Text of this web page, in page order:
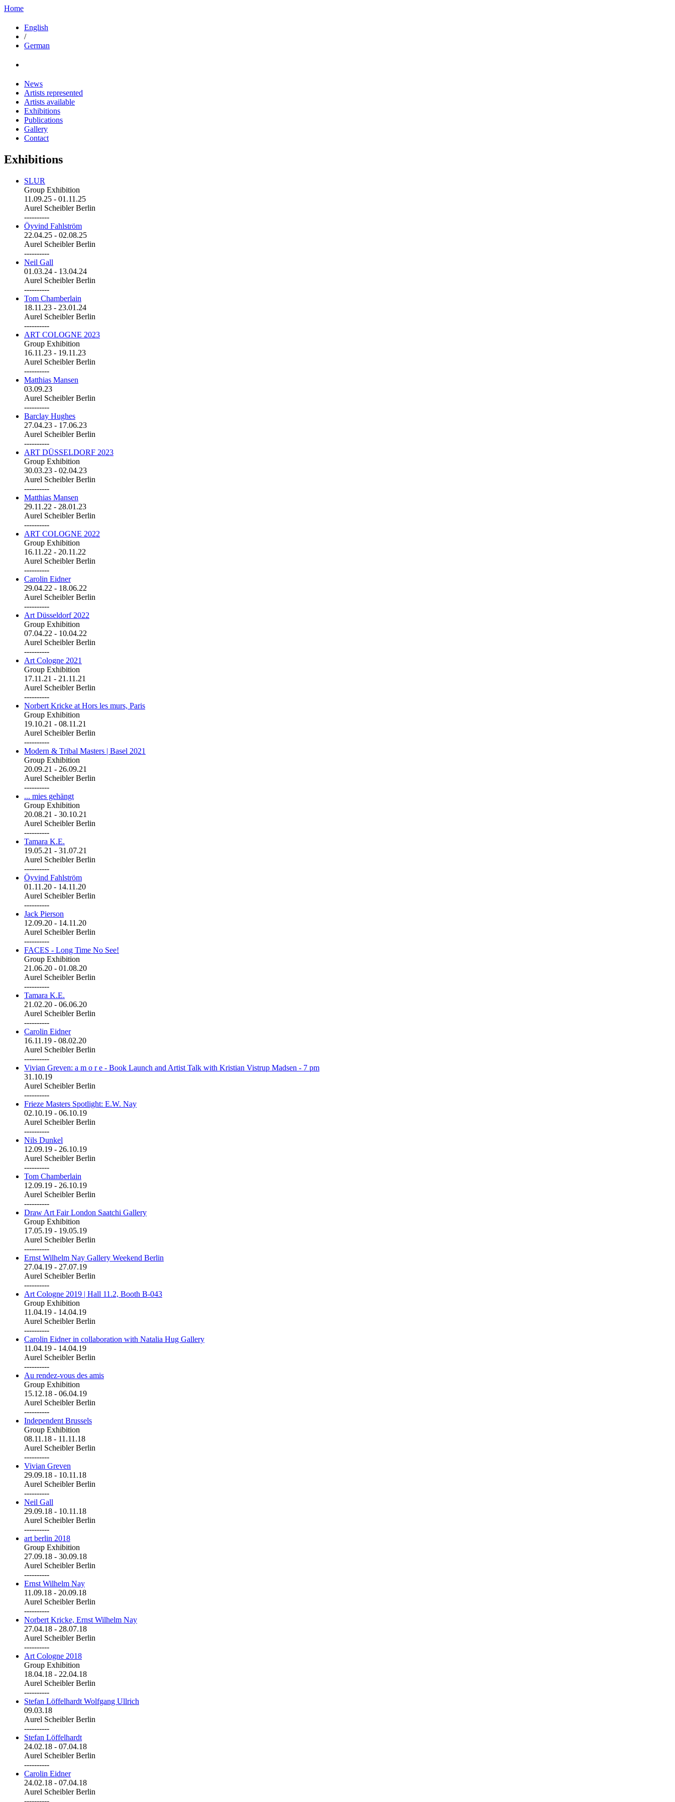
Home
English
/
German
News
Artists represented
Artists available
Exhibitions
Publications
Gallery
Contact
Exhibitions
SLUR
Group Exhibition
11.09.25 - 01.11.25
Aurel Scheibler Berlin
----------
Öyvind Fahlström
22.04.25 - 02.08.25
Aurel Scheibler Berlin
----------
Neil Gall
01.03.24 - 13.04.24
Aurel Scheibler Berlin
----------
Tom Chamberlain
18.11.23 - 23.01.24
Aurel Scheibler Berlin
----------
ART COLOGNE 2023
Group Exhibition
16.11.23 - 19.11.23
Aurel Scheibler Berlin
----------
Matthias Mansen
03.09.23
Aurel Scheibler Berlin
----------
Barclay Hughes
27.04.23 - 17.06.23
Aurel Scheibler Berlin
----------
ART DÜSSELDORF 2023
Group Exhibition
30.03.23 - 02.04.23
Aurel Scheibler Berlin
----------
Matthias Mansen
29.11.22 - 28.01.23
Aurel Scheibler Berlin
----------
ART COLOGNE 2022
Group Exhibition
16.11.22 - 20.11.22
Aurel Scheibler Berlin
----------
Carolin Eidner
29.04.22 - 18.06.22
Aurel Scheibler Berlin
----------
Art Düsseldorf 2022
Group Exhibition
07.04.22 - 10.04.22
Aurel Scheibler Berlin
----------
Art Cologne 2021
Group Exhibition
17.11.21 - 21.11.21
Aurel Scheibler Berlin
----------
Norbert Kricke at Hors les murs, Paris
Group Exhibition
19.10.21 - 08.11.21
Aurel Scheibler Berlin
----------
Modern & Tribal Masters | Basel 2021
Group Exhibition
20.09.21 - 26.09.21
Aurel Scheibler Berlin
----------
... mies gehängt
Group Exhibition
20.08.21 - 30.10.21
Aurel Scheibler Berlin
----------
Tamara K.E.
19.05.21 - 31.07.21
Aurel Scheibler Berlin
----------
Öyvind Fahlström
01.11.20 - 14.11.20
Aurel Scheibler Berlin
----------
Jack Pierson
12.09.20 - 14.11.20
Aurel Scheibler Berlin
----------
FACES - Long Time No See!
Group Exhibition
21.06.20 - 01.08.20
Aurel Scheibler Berlin
----------
Tamara K.E.
21.02.20 - 06.06.20
Aurel Scheibler Berlin
----------
Carolin Eidner
16.11.19 - 08.02.20
Aurel Scheibler Berlin
----------
Vivian Greven: a m o r e - Book Launch and Artist Talk with Kristian Vistrup Madsen - 7 pm
31.10.19
Aurel Scheibler Berlin
----------
Frieze Masters Spotlight: E.W. Nay
02.10.19 - 06.10.19
Aurel Scheibler Berlin
----------
Nils Dunkel
12.09.19 - 26.10.19
Aurel Scheibler Berlin
----------
Tom Chamberlain
12.09.19 - 26.10.19
Aurel Scheibler Berlin
----------
Draw Art Fair London Saatchi Gallery
Group Exhibition
17.05.19 - 19.05.19
Aurel Scheibler Berlin
----------
Ernst Wilhelm Nay Gallery Weekend Berlin
27.04.19 - 27.07.19
Aurel Scheibler Berlin
----------
Art Cologne 2019 | Hall 11.2, Booth B-043
Group Exhibition
11.04.19 - 14.04.19
Aurel Scheibler Berlin
----------
Carolin Eidner in collaboration with Natalia Hug Gallery
11.04.19 - 14.04.19
Aurel Scheibler Berlin
----------
Au rendez-vous des amis
Group Exhibition
15.12.18 - 06.04.19
Aurel Scheibler Berlin
----------
Independent Brussels
Group Exhibition
08.11.18 - 11.11.18
Aurel Scheibler Berlin
----------
Vivian Greven
29.09.18 - 10.11.18
Aurel Scheibler Berlin
----------
Neil Gall
29.09.18 - 10.11.18
Aurel Scheibler Berlin
----------
art berlin 2018
Group Exhibition
27.09.18 - 30.09.18
Aurel Scheibler Berlin
----------
Ernst Wilhelm Nay
11.09.18 - 20.09.18
Aurel Scheibler Berlin
----------
Norbert Kricke, Ernst Wilhelm Nay
27.04.18 - 28.07.18
Aurel Scheibler Berlin
----------
Art Cologne 2018
Group Exhibition
18.04.18 - 22.04.18
Aurel Scheibler Berlin
----------
Stefan Löffelhardt Wolfgang Ullrich
09.03.18
Aurel Scheibler Berlin
----------
Stefan Löffelhardt
24.02.18 - 07.04.18
Aurel Scheibler Berlin
----------
Carolin Eidner
24.02.18 - 07.04.18
Aurel Scheibler Berlin